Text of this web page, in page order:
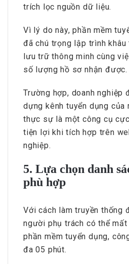
trích lọc nguồn dữ liệu.
Vì lý do này, phần mềm
đã chú trọng lập trình khâu
lưu trữ thông minh cùng
số lượng hồ sơ nhận được.
Trường hợp, doanh nghiệp
dựng kênh tuyển dụng của
thực sự là một công cụ
tiện lợi khi tích hợp trên
nghiệp.
5. Lựa chọn danh
phù hợp
Với cách làm truyền thống
người phụ trách có thể mất
phần mềm tuyển dụng,
đa 05 phút.